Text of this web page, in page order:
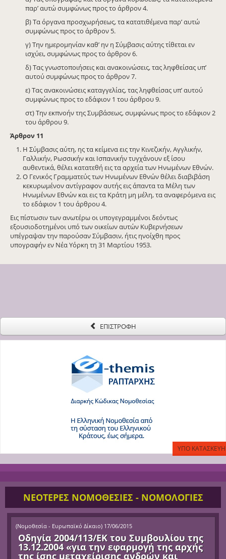
παρ’ αυτώ συμφώνως προς το άρθρον 4.
β) Τα όργανα προσχωρήσεως, τα κατατιθέμενα παρ’ αυτώ
συμφώνως προς το άρθρον 5.
γ) Την ημερομηνίαν καθ’ ην η Σύμβασις αύτης τίθεται εν
ισχύει, συμφώνως προς το άρθρον 6.
δ) Τας γνωστοποιήσεις και ανακοινώσεις, τας ληφθείσας υπ’
αυτού συμφώνως προς το άρθρον 7.
ε) Τας ανακοινώσεις καταγγελίας, τας ληφθείσας υπ’ αυτού
συμφώνως προς το εδάφιον 1 του άρθρου 9.
στ) Την εκπνοήν της Συμβάσεως, συμφώνως προς το εδάφιον 2
του άρθρου 9.
Άρθρον 11
Η Σύμβασις αύτη, ης τα κείμενα εις την Κινεζικήν, Αγγλικήν,
Γαλλικήν, Ρωσσικήν και Ισπανικήν τυγχάνουν εξ ίσου
αυθεντικά, θέλει κατατεθή εις τα αρχεία των Ηνωμένων Εθνών.
Ο Γενικός Γραμματεύς των Ηνωμένων Εθνών θέλει διαβιβάση
κεκυρωμένον αντίγραφον αυτής εις άπαντα τα Μέλη των
Ηνωμένων Εθνών και εις τα Κράτη μη μέλη, τα αναφερόμενα εις
το εδάφιον 1 του άρθρου 4.
Εις πίστωσιν των ανωτέρω οι υπογεγραμμένοι δεόντως
εξουσιοδοτημένοι υπό των οικείων αυτών Κυβερνήσεων
υπέγραψαν την παρούσαν Σύμβασιν, ήτις ηνοίχθη προς
υπογραφήν εν Νέα Υόρκη τη 31 Μαρτίου 1953.
ΕΠΙΣΤΡΟΦΗ
ΝΕΟΤΕΡΕΣ ΝΟΜΟΘΕΣΙΕΣ - ΝΟΜΟΛΟΓΙΕΣ
(Νομοθεσία - Ευρωπαϊκό Δίκαιο) 17/06/2015
Οδηγία 2004/113/ΕΚ του Συμβουλίου της
13.12.2004 «για την εφαρμογή της αρχής
της ίσης μεταχείρισης ανδρών και